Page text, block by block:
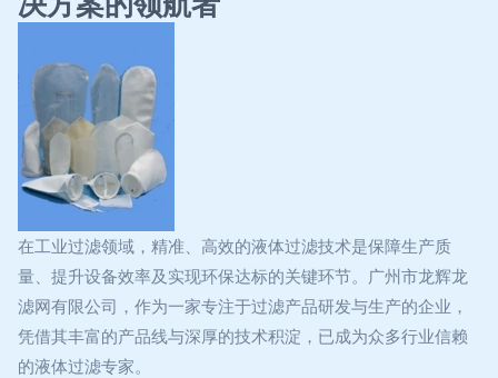
在工业过滤领域，精准、高效的液体过滤技术是保障生产质
量、提升设备效率及实现环保达标的关键环节。广州市龙辉龙
滤网有限公司，作为一家专注于过滤产品研发与生产的企业，
凭借其丰富的产品线与深厚的技术积淀，已成为众多行业信赖
的液体过滤专家。